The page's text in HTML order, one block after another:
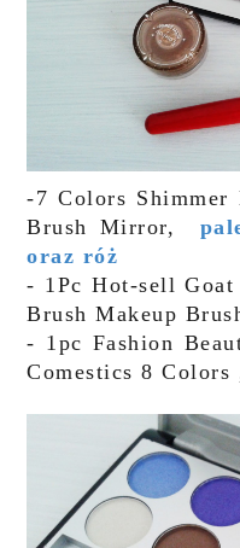
-7 Colors Shimmer
Brush Mirror,
oraz róż
- 1Pc Hot-sell
Brush Makeup
- 1pc Fashion
Comestics 8 Colors